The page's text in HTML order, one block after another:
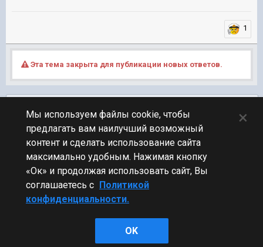
1
Эта тема закрыта для публикации новых ответов.
ПЕРЕЙТИ К СПИСКУ ТЕМ
Технические вопросы
Стиль
Мы используем файлы cookie, чтобы
предлагать вам наилучший возможный
контент и сделать использование сайта
максимально удобным. Нажимая кнопку
«Ок» и продолжая использовать сайт, Вы
соглашаетесь с Политикой
конфиденциальности.
OK
×